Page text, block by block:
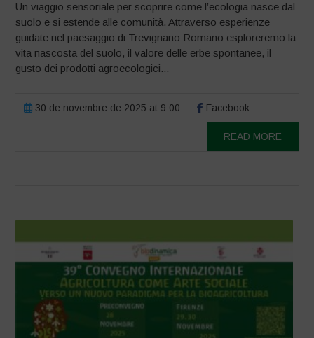
Un viaggio sensoriale per scoprire come l’ecologia nasce dal
suolo e si estende alle comunità. Attraverso esperienze
guidate nel paesaggio di Trevignano Romano esploreremo la
vita nascosta del suolo, il valore delle erbe spontanee, il
gusto dei prodotti agroecologici...
30 de novembre de 2025 at 9:00 Facebook
READ MORE